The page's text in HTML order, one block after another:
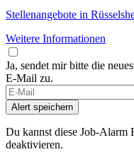
Stellenangebote in
Weitere Informationen
Ja, sendet mir bitte die
E-Mail zu.
Alert speichern
Du kannst diese Job-Alarm
deaktivieren.